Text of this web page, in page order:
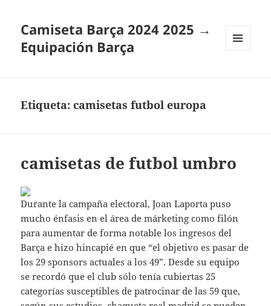
Camiseta Barça 2024 2025 →
Equipación Barça
Etiqueta:camisetas futbol europa
camisetas de futbol umbro
Durante la campaña electoral, Joan Laporta puso
mucho énfasis en el área de márketing como filón
para aumentar de forma notable los ingresos del
Barça e hizo hincapié en que “el objetivo es pasar de
los 29 sponsors actuales a los 49”. Desde su equipo
se recordó que el club sólo tenía cubiertas 25
categorías susceptibles de patrocinar de las 59 que,